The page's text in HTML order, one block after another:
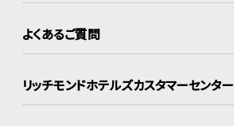
よくあるご質問
リッチモンドホテルズカスタマーセンター